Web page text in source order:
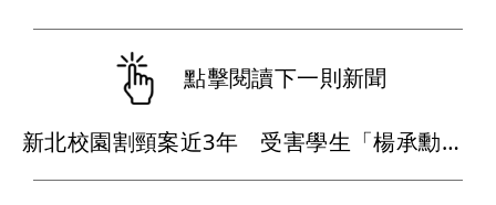
點擊閱讀下一則新聞
新北校園割頸案近3年 受害學生「楊承勳」姓名正式解禁